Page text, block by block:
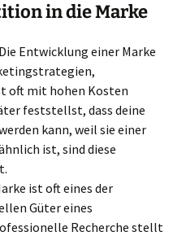
in die Marke
Entwicklung einer Marke
oft mit hohen Kosten
feststellst, dass deine
kann, weil sie einer
ist, sind diese
ist oft eines der
Güter eines
Recherche stellt